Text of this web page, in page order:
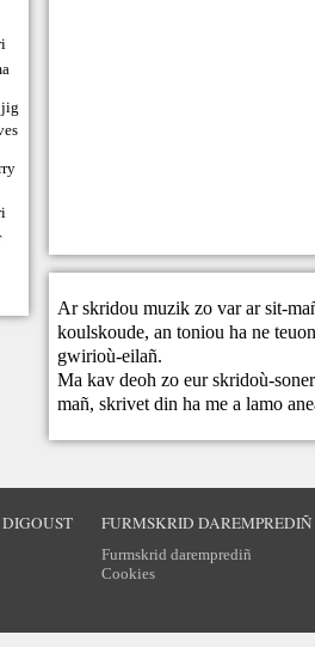
jig
Ar skridou muzik zo var ar sit-
koulskoude, an toniou ha ne
gwirioù-eilañ.
Ma kav deoh zo eur skridoù-
mañ,skrivet din ha me a lamo
FURMSKRID DAREMPREDIÑ
Furmskrid daremprediñ
Cookies